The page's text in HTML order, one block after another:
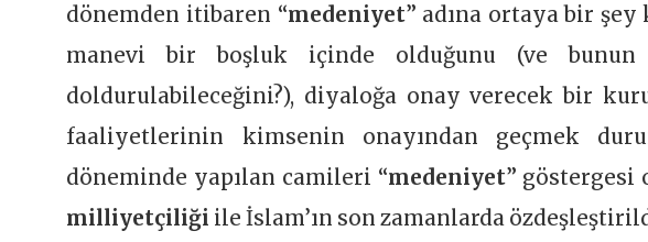
dönemden itibaren “medeniyet” adına ortaya bir şey
manevi bir boşluk içinde olduğunu (ve bunun
doldurulabileceğini?), diyaloğa onay verecek bir
faaliyetlerinin kimsenin onayından geçmek
döneminde yapılan camileri “medeniyet”
milliyetçiliği ile İslam’ın son zamanlarda